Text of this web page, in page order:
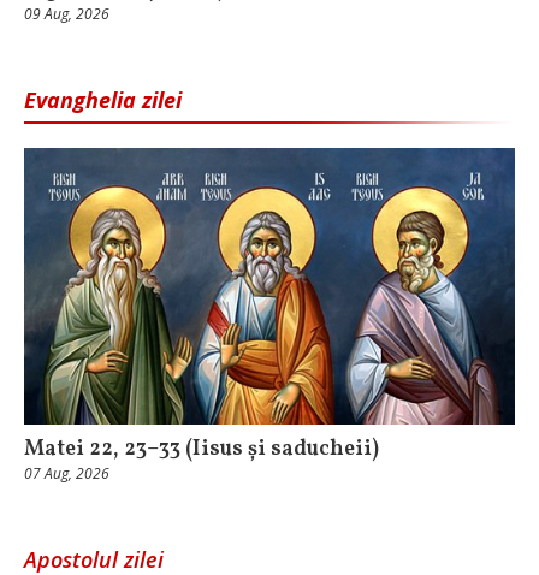
09 Aug, 2026
Evanghelia zilei
Matei 22, 23–33 (Iisus și saducheii)
07 Aug, 2026
Apostolul zilei